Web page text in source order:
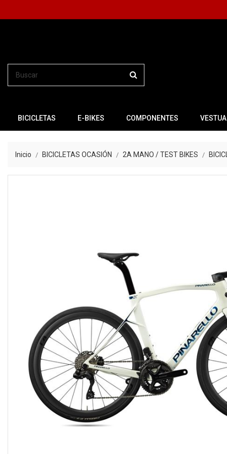
BICICLETAS E-BIKES COMPONENTES
Inicio BICICLETAS OCASIÓN 2A MANO / TEST BIKES